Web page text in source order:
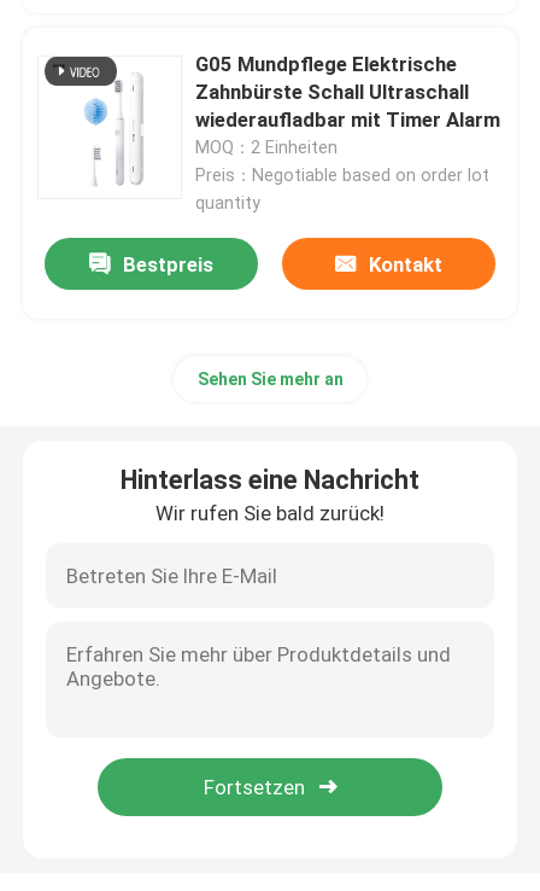
wieder aufladbare elektrische Zahnbürste
Erwachsene elektrische Zahnbürste
Kinderelektrische Zahnbürste
Sonic Electric Toothbrush
Intelligente elektrische Zahnbürste
G05 Mundpflege Elektrische
Zahnbürste Schall Ultraschall
wiederaufladbar mit Timer Alarm
MOQ：2 Einheiten
Preis：Negotiable based on order lot
quantity
Bestpreis Kontakt
Sehen Sie mehr an
Hinterlass eine Nachricht
Wir rufen Sie bald zurück!